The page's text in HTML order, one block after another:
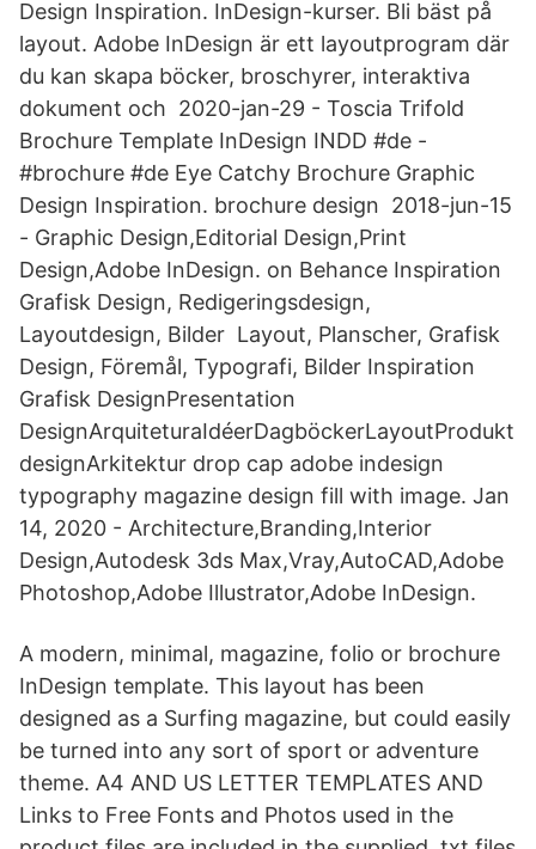
Design Inspiration. InDesign-kurser. Bli bäst på
layout. Adobe InDesign är ett layoutprogram där
du kan skapa böcker, broschyrer, interaktiva
dokument och 2020-jan-29 - Toscia Trifold
Brochure Template InDesign INDD #de -
#brochure #de Eye Catchy Brochure Graphic
Design Inspiration. brochure design 2018-jun-15
- Graphic Design,Editorial Design,Print
Design,Adobe InDesign. on Behance Inspiration
Grafisk Design, Redigeringsdesign,
Layoutdesign, Bilder Layout, Planscher, Grafisk
Design, Föremål, Typografi, Bilder Inspiration
Grafisk DesignPresentation
DesignArquiteturaIdéerDagböckerLayoutProdukt
designArkitektur drop cap adobe indesign
typography magazine design fill with image. Jan
14, 2020 - Architecture,Branding,Interior
Design,Autodesk 3ds Max,Vray,AutoCAD,Adobe
Photoshop,Adobe Illustrator,Adobe InDesign.
A modern, minimal, magazine, folio or brochure
InDesign template. This layout has been
designed as a Surfing magazine, but could easily
be turned into any sort of sport or adventure
theme. A4 AND US LETTER TEMPLATES AND
Links to Free Fonts and Photos used in the